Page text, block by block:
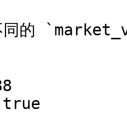
同的
true